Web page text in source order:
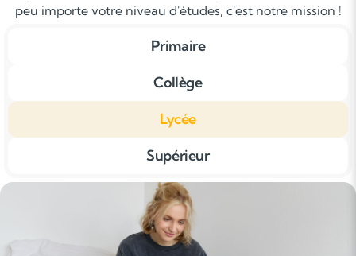
peu importe votre niveau d'études, c'est notre mission !
Primaire
Collège
Lycée
Supérieur